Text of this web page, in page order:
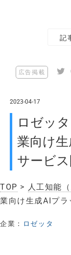
記
広告掲載
2023-04-17
ロゼッ
業向け
サービ
TOP > 人工知能（
業向け生成AIプ
企業： ロゼッタ